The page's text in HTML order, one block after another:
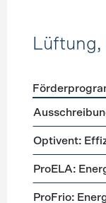
Lüftung,
Optivent:
ProELA:
ProFrio: